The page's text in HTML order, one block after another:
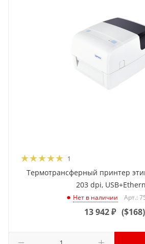
1
Термотрансферный принтер
203 dpi,
Нет в наличии Арт.:
13 942₽ ($168)